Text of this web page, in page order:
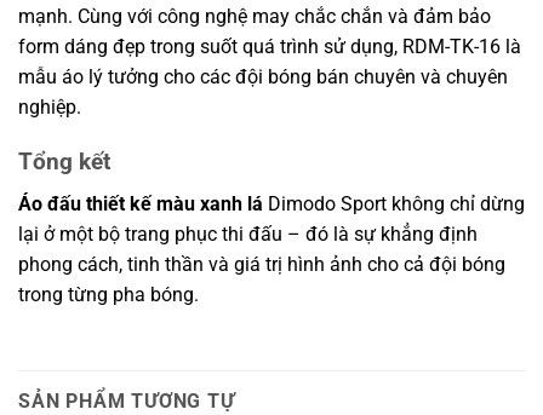
mạnh. Cùng với công nghệ may chắc chắn và đảm bảo
form dáng đẹp trong suốt quá trình sử dụng, RDM-TK-16 là
mẫu áo lý tưởng cho các đội bóng bán chuyên và chuyên
nghiệp.
Tổng kết
Áo đấu thiết kế màu xanh lá Dimodo Sport không chỉ dừng
lại ở một bộ trang phục thi đấu – đó là sự khẳng định
phong cách, tinh thần và giá trị hình ảnh cho cả đội bóng
trong từng pha bóng.
SẢN PHẨM TƯƠNG TỰ